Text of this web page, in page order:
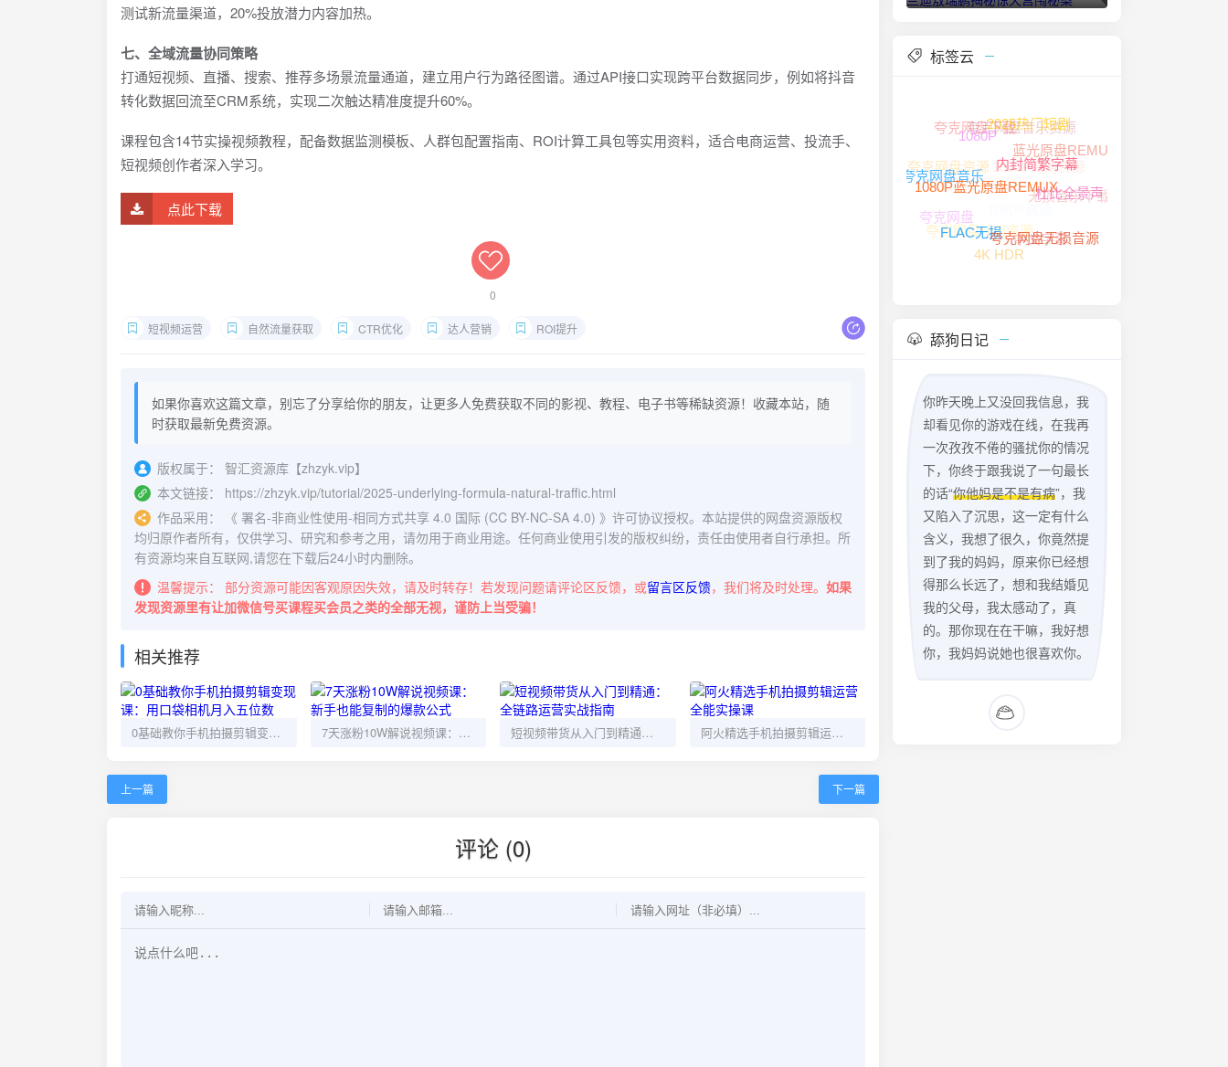
测试新流量渠道，20%投放潜力内容加热。
七、全域流量协同策略
打通短视频、直播、搜索、推荐多场景流量通道，建立用户行为路径图谱。通过API接口实现跨平台数据同步，例如将抖音
转化数据回流至CRM系统，实现二次触达精准度提升60%。
课程包含14节实操视频教程，配备数据监测模板、人群包配置指南、ROI计算工具包等实用资料，适合电商运营、投流手、
短视频创作者深入学习。
点此下载
0
短视频运营 自然流量获取 CTR优化 达人营销 ROI提升
如果你喜欢这篇文章，别忘了分享给你的朋友，让更多人免费获取不同的影视、教程、电子书等稀缺资源！收藏本站，随
时获取最新免费资源。
版权属于：
智汇资源库【zhzyk.vip】
本文链接：
https://zhzyk.vip/tutorial/2025-underlying-formula-natural-traffic.html
作品采用：
《 署名-非商业性使用-相同方式共享 4.0 国际 (CC BY-NC-SA 4.0) 》许可协议授权。本站提供的网盘资源版权
均归原作者所有，仅供学习、研究和参考之用，请勿用于商业用途。任何商业使用引发的版权纠纷，责任由使用者自行承担。所
有资源均来自互联网,请您在下载后24小时内删除。
温馨提示：
部分资源可能因客观原因失效，请及时转存！若发现问题请评论区反馈，或留言区反馈，我们将及时处理。 如果
发现资源里有让加微信号买课程买会员之类的全部无视，谨防上当受骗！
相关推荐
0基础教你手机拍摄剪辑变现课：用口袋相机月入五位数 7天涨粉10W解说视频课：新手也能复制的爆款公式 短视频带货从入门到精通：全链路运营实战指南 阿火精选手机拍摄剪辑运营全能实操课
上一篇 下一篇
评论 (0)
标签云
夸克网盘无损音乐
夸克网盘资源
夸克网盘下载
夸克网盘音乐资源
1080P高清资源
1080P高清
夸克网盘HIFI资源
夸克网盘
夸克网盘音乐
2025热门短剧
蓝光原盘REMUX
无损音乐下载
中文字幕
4K HDR
FLAC无损
1080P蓝光原盘REMUX
内封简繁字幕
杜比全景声
夸克网盘无损音源
舔狗日记
你昨天晚上又没回我信息，我
却看见你的游戏在线，在我再
一次孜孜不倦的骚扰你的情况
下，你终于跟我说了一句最长
的话“你他妈是不是有病”，我
又陷入了沉思，这一定有什么
含义，我想了很久，你竟然提
到了我的妈妈，原来你已经想
得那么长远了，想和我结婚见
我的父母，我太感动了，真
的。那你现在在干嘛，我好想
你，我妈妈说她也很喜欢你。